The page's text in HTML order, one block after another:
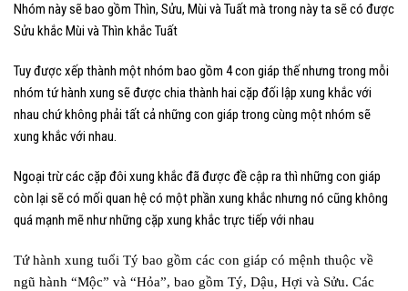
Nhóm này sẽ bao gồm Thìn, Sửu, Mùi và Tuất mà trong này ta sẽ có được
Sửu khắc Mùi và Thìn khắc Tuất
Tuy được xếp thành một nhóm bao gồm 4 con giáp thế nhưng trong mỗi
nhóm tứ hành xung sẽ được chia thành hai cặp đối lập xung khắc với
nhau chứ không phải tất cả những con giáp trong cùng một nhóm sẽ
xung khắc với nhau.
Ngoại trừ các cặp đôi xung khắc đã được đề cập ra thì những con giáp
còn lại sẽ có mối quan hệ có một phần xung khắc nhưng nó cũng không
quá mạnh mẽ như những cặp xung khắc trực tiếp với nhau
Tứ hành xung tuổi Tý bao gồm các con giáp có mệnh thuộc về
ngũ hành “Mộc” và “Hỏa”, bao gồm Tý, Dậu, Hợi và Sửu. Các